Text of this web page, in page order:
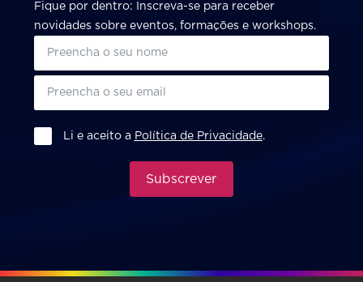
Fique por dentro: Inscreva-se para receber
novidades sobre eventos, formações e workshops.
Li e aceito a Política de Privacidade.
Subscrever